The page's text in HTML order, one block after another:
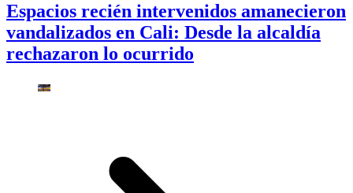
Espacios recién intervenidos amanecieron
vandalizados en Cali: Desde la alcaldía
rechazaron lo ocurrido